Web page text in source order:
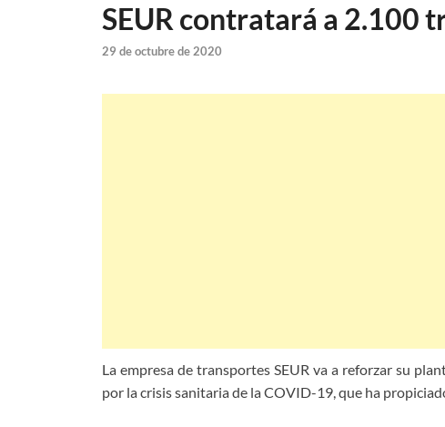
SEUR contratará a 2.100
29 de octubre de 2020
La empresa de transportes SEUR va a reforzar su
por la crisis sanitaria de la COVID-19, que ha